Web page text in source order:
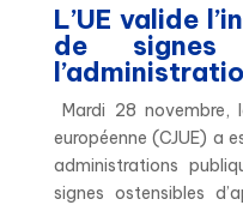
L’UE valide
de signes
Mardi 28 novembre,
européenne (CJUE) a
administrations
signes ostensibles